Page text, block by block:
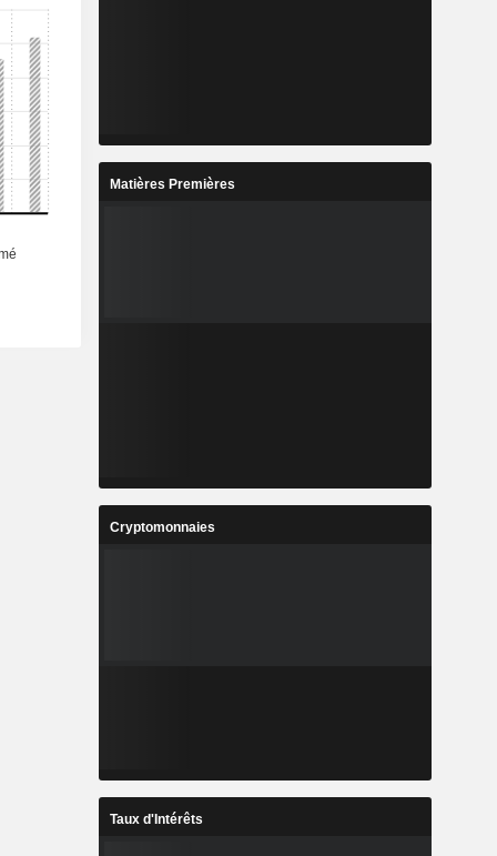
Matières Premières
Cryptomonnaies
Taux d'Intérêts